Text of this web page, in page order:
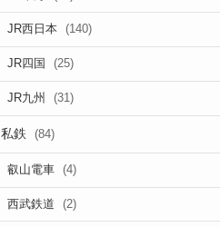
JR西日本 (140)
JR四国 (25)
JR九州 (31)
私鉄 (84)
叡山電車 (4)
西武鉄道 (2)